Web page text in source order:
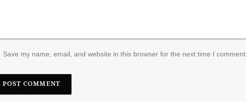
Save my name, email, and website in this browser for the next time I comment.